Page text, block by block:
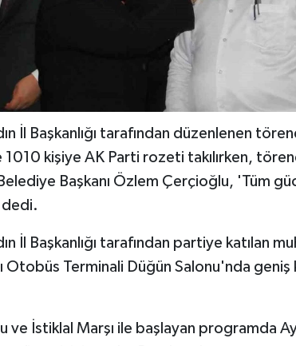
İl Başkanlığı tarafından düzenlenen
1010 kişiye AK Parti rozeti takılırken,
Başkanı Özlem Çerçioğlu, 'Tüm
dedi.
İl Başkanlığı tarafından partiye katılan
Otobüs Terminali Düğün Salonu'nda geniş
ve İstiklal Marşı ile başlayan programda